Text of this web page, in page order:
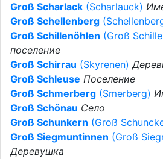
Groß Scharlack (Scharlauck)
Groß Schellenberg
Groß Schillenöhlen (Groß
поселение
Groß Schirrau (Skyrenen)
Groß Schleuse Поселение
Groß Schmerberg (Smerberg)
Groß Schönau Село
Groß Schunkern (Groß
Groß Siegmuntinnen (Groß
Деревушка